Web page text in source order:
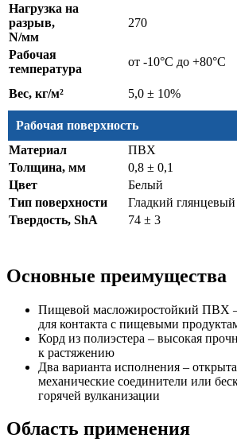
Нагрузка на
разрыв,
N/мм
270
Рабочая
температура
от -10°C до +80°C
Вес, кг/м² 5,0 ± 10%
Рабочая поверхность
Материал
ПВХ
Толщина, мм
0,8 ± 0,1
Цвет
Белый
Тип поверхности
Гладкий глянцевый
Твердость, ShA
74 ± 3
Основные преимущества
Пищевой масложиростойкий ПВХ
для контакта с пищевыми
Корд из полиэстера – высокая
к растяжению
Два варианта исполнения –
механические соединители или
горячей вулканизации
Область применения